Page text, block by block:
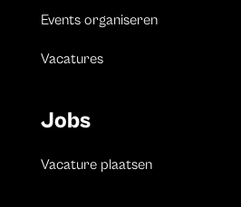
Events organiseren
Vacatures
Jobs
Vacature plaatsen